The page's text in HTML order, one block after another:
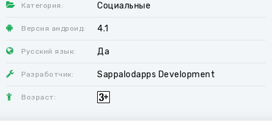
Категория: Социальные
Версия андроид: 4.1
Русский язык: Да
Разработчик: Sappalodapps Development
Возраст: